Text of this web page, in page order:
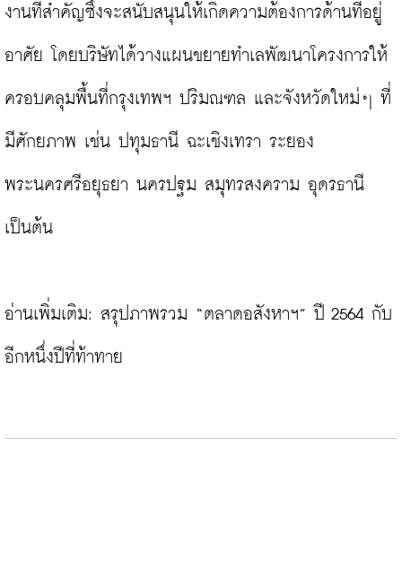
งานที่สำคัญซึ่งจะสนับสนุนให้เกิดความต้องการด้านที่อยู่
อาศัย โดยบริษัทได้วางแผนขยายทำเลพัฒนาโครงการให้
ครอบคลุมพื้นที่กรุงเทพฯ ปริมณฑล และจังหวัดใหม่ๆ ที่
มีศักยภาพ เช่น ปทุมธานี ฉะเชิงเทรา ระยอง
พระนครศรีอยุธยา นครปฐม สมุทรสงคราม อุดรธานี
เป็นต้น
อ่านเพิ่มเติม: สรุปภาพรวม “ตลาดอสังหาฯ” ปี 2564 กับ
อีกหนึ่งปีที่ท้าทาย